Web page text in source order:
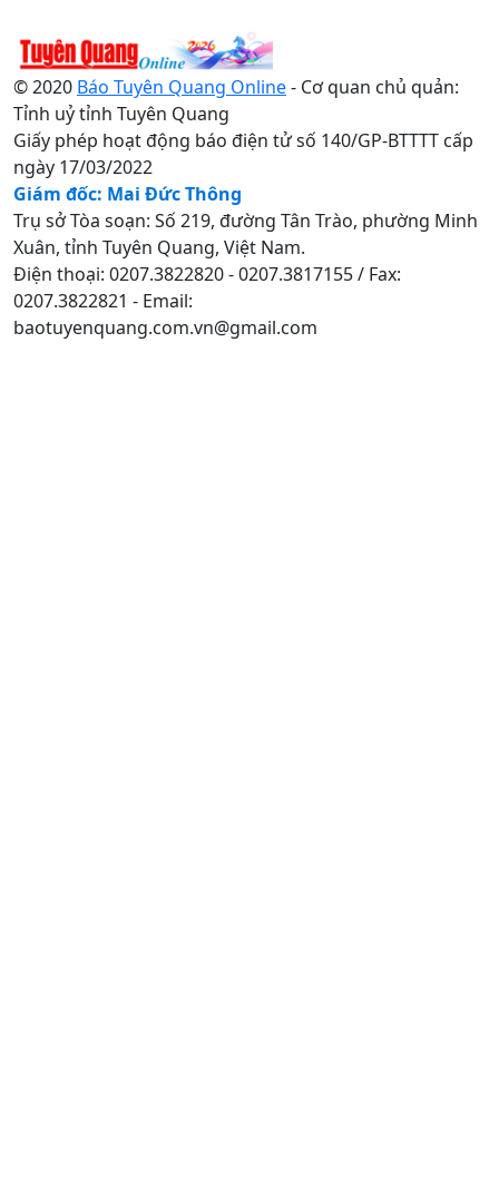
© 2020 Báo Tuyên Quang Online- Cơ quan chủ quản:
Tỉnh uỷ tỉnh Tuyên Quang
Giấy phép hoạt động báo điện tử số 140/GP-BTTTT cấp
ngày 17/03/2022
Giám đốc: Mai Đức Thông
Trụ sở Tòa soạn: Số 219, đường Tân Trào, phường Minh
Xuân, tỉnh Tuyên Quang, Việt Nam.
Điện thoại: 0207.3822820 - 0207.3817155 / Fax:
0207.3822821 - Email:
baotuyenquang.com.vn@gmail.com